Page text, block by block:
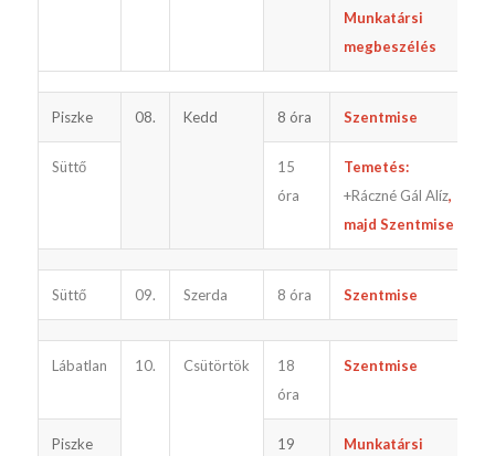
Munkatársi
megbeszélés
Piszke 08. Kedd 8 óra Szentmise
Süttő
15
óra
Temetés:
+Ráczné Gál Alíz,
majd Szentmise
Süttő 09. Szerda 8 óra Szentmise
Lábatlan 10. Csütörtök
18
óra
Szentmise
Piszke
19
Munkatársi